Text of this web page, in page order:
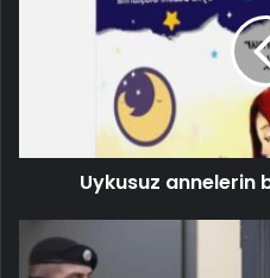
Uykusuz annelerin